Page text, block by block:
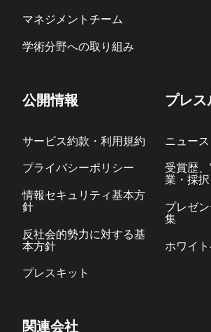
マネジメントチーム
学術分野への取り組み
公開情報
サービス約款・利用規約
プライバシーポリシー
情報セキュリティ基本方
針
反社会的勢力に対する基
本方針
プレスキット
プレス
ニュース
受賞歴
業・採択
プレゼ
集
ホワイ
関連会社